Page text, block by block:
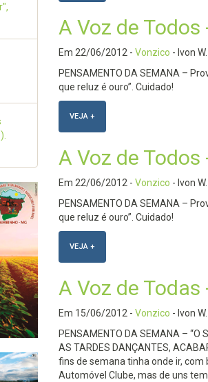
A Voz de
Em 22/06/2012- Vonzico - Ivon
PENSAMENTO DA SEMANA –
que reluz é ouro”. Cuidado!
VEJA +
A Voz de
Em 22/06/2012- Vonzico - Ivon
PENSAMENTO DA SEMANA –
que reluz é ouro”. Cuidado!
VEJA +
A Voz de
Em 15/06/2012- Vonzico - Ivon
PENSAMENTO DA SEMANA –
AS TARDES DANÇANTES,
fins de semana tinha onde ir,
Automóvel Clube, mas de uns